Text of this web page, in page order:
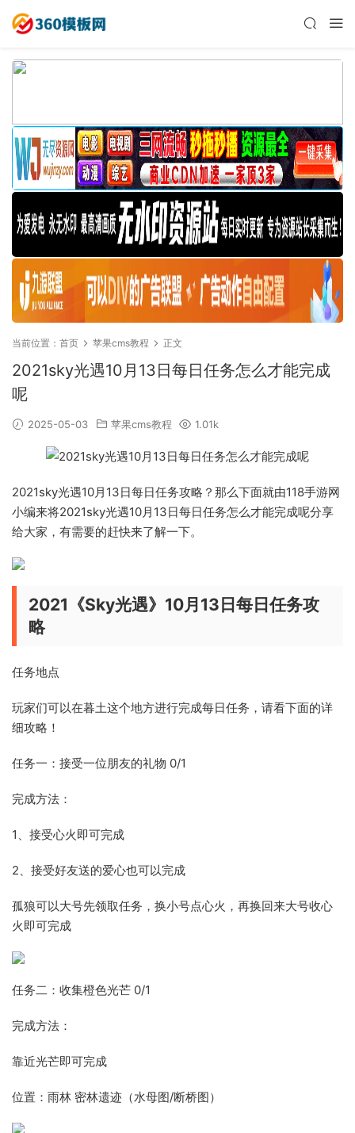
当前位置： 首页 苹果cms教程 正文
2021sky光遇10月13日每日任务怎么才能完成
呢
2025-05-03 苹果cms教程 1.01k
2021sky光遇10月13日每日任务攻略？那么下面就由118手游网
小编来将2021sky光遇10月13日每日任务怎么才能完成呢分享
给大家，有需要的赶快来了解一下。
2021《Sky光遇》10月13日每日任务攻
略
任务地点
玩家们可以在暮土这个地方进行完成每日任务，请看下面的详
细攻略！
任务一：接受一位朋友的礼物 0/1
完成方法：
1、接受心火即可完成
2、接受好友送的爱心也可以完成
孤狼可以大号先领取任务，换小号点心火，再换回来大号收心
火即可完成
任务二：收集橙色光芒 0/1
完成方法：
靠近光芒即可完成
位置：雨林 密林遗迹（水母图/断桥图）